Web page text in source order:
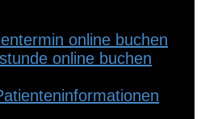
online buchen
online buchen